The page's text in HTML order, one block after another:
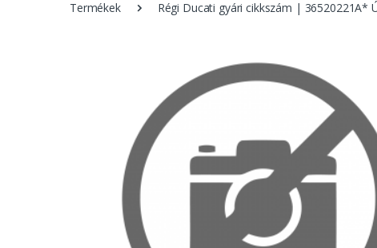
Termékek Régi Ducati gyári cikkszám | 36520221A*